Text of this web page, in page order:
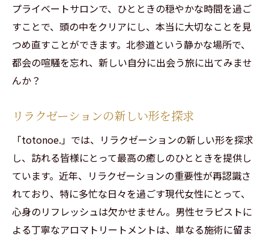
プライベートサロンで、ひとときの穏やかな時間を過ご
すことで、頭の中をクリアにし、本当に大切なことを見
つめ直すことができます。北参道という静かな場所で、
都会の喧騒を忘れ、新しい自分に出会う旅に出てみませ
んか？
リラクゼーションの新しい形を探求
「totonoe.」では、リラクゼーションの新しい形を探求
し、訪れる皆様にとって最高の癒しのひとときを提供し
ています。近年、リラクゼーションの重要性が再認識さ
れており、特に多忙な日々を過ごす現代女性にとって、
心身のリフレッシュは欠かせません。男性セラピストに
よる丁寧なアロマトリートメントは、単なる施術に留ま